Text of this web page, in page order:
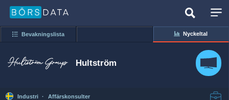
Bevakningslista Nyckeltal
Hultström
Industri · Affärskonsulter